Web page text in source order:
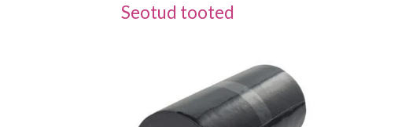
Seotud tooted